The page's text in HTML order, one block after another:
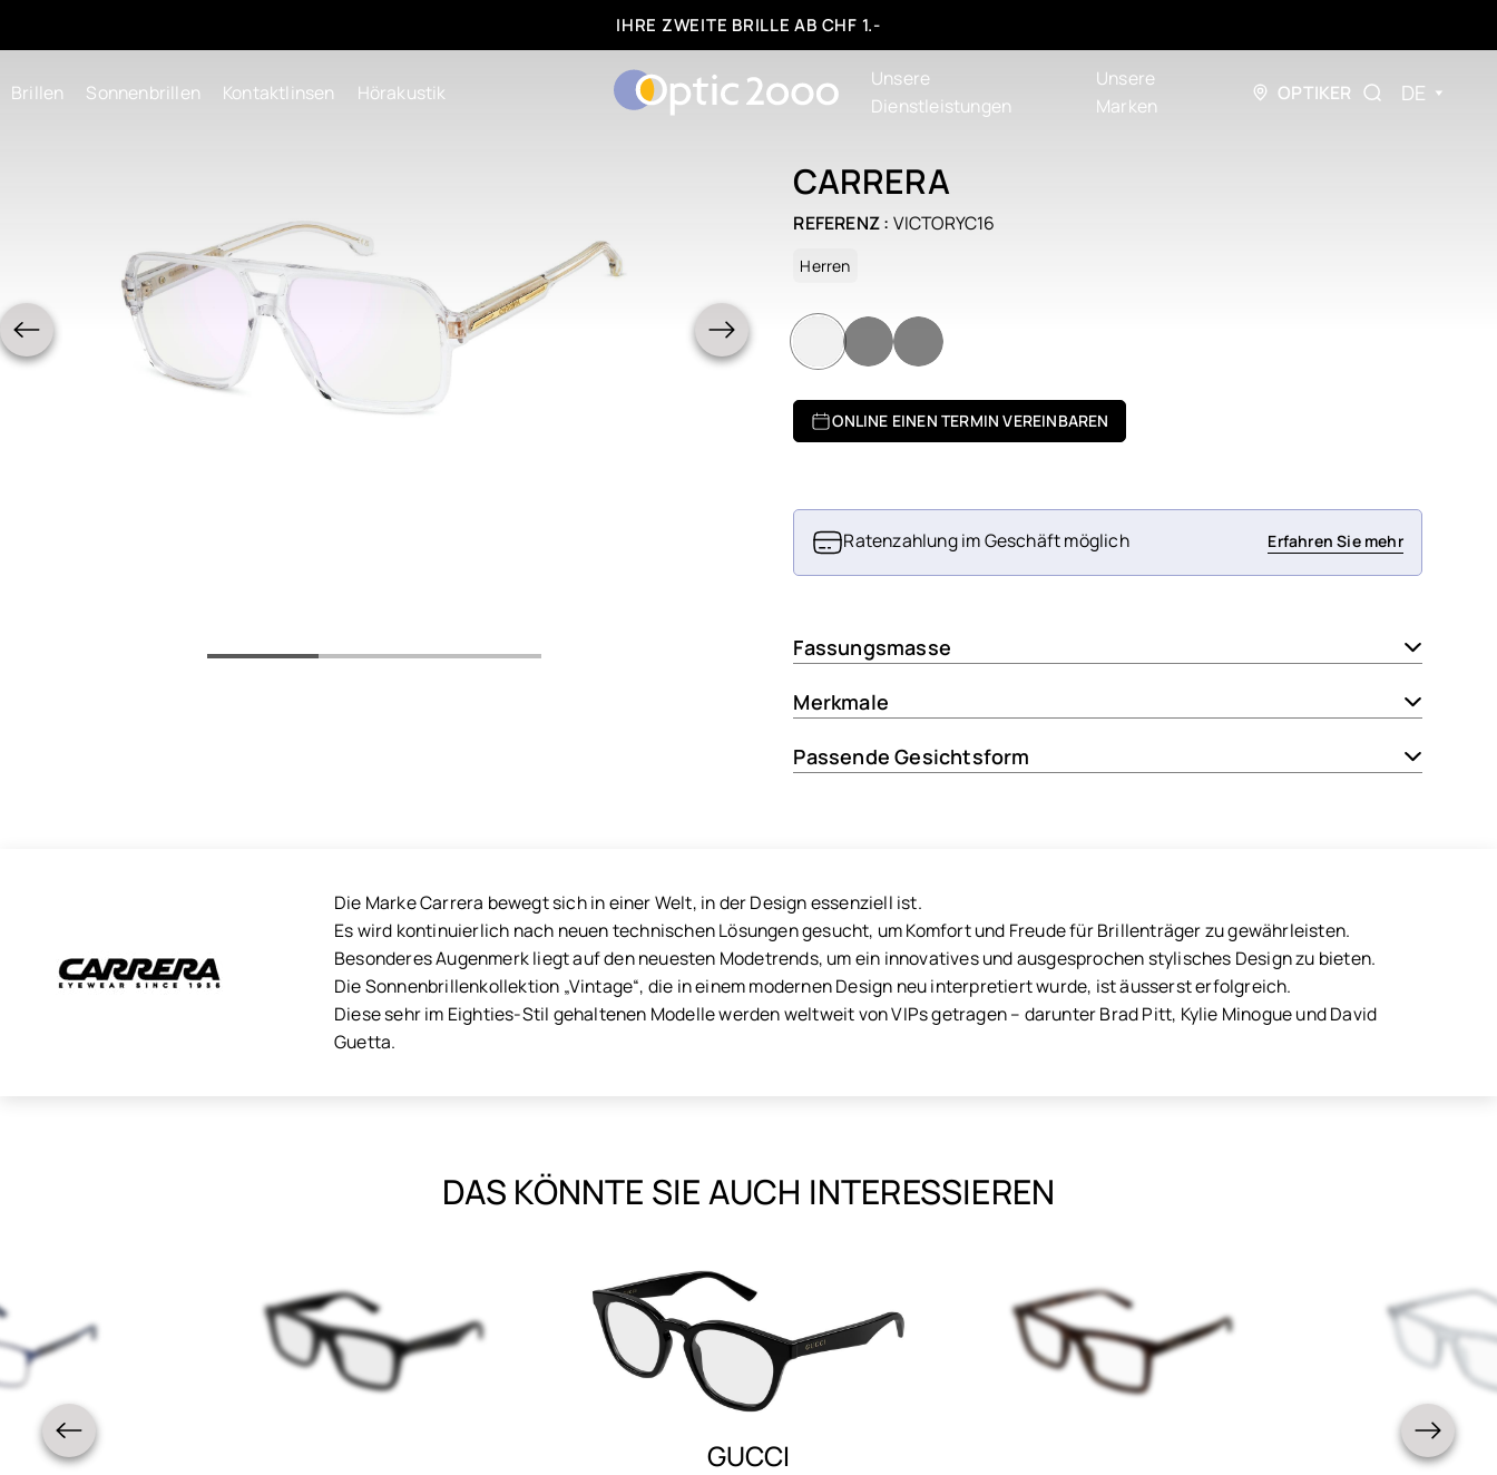
IHRE ZWEITE BRILLE AB CHF 1.-
Brillen Sonnenbrillen Kontaktlinsen Hörakustik
Unsere
Dienstleistungen
Unsere
Marken
OPTIKER DE
CARRERA
REFERENZ : VICTORYC16
Herren
ONLINE EINEN TERMIN VEREINBAREN
Ratenzahlung im Geschäft möglich Erfahren Sie mehr
Fassungsmasse
Merkmale
Passende Gesichtsform
Die Marke Carrera bewegt sich in einer Welt, in der Design essenziell ist.
Es wird kontinuierlich nach neuen technischen Lösungen gesucht, um Komfort und Freude für Brillenträger zu gewährleisten.
Besonderes Augenmerk liegt auf den neuesten Modetrends, um ein innovatives und ausgesprochen stylisches Design zu bieten.
Die Sonnenbrillenkollektion „Vintage“, die in einem modernen Design neu interpretiert wurde, ist äusserst erfolgreich.
Diese sehr im Eighties-Stil gehaltenen Modelle werden weltweit von VIPs getragen – darunter Brad Pitt, Kylie Minogue und David
Guetta.
DAS KÖNNTE SIE AUCH INTERESSIEREN
SAINT LAURENT